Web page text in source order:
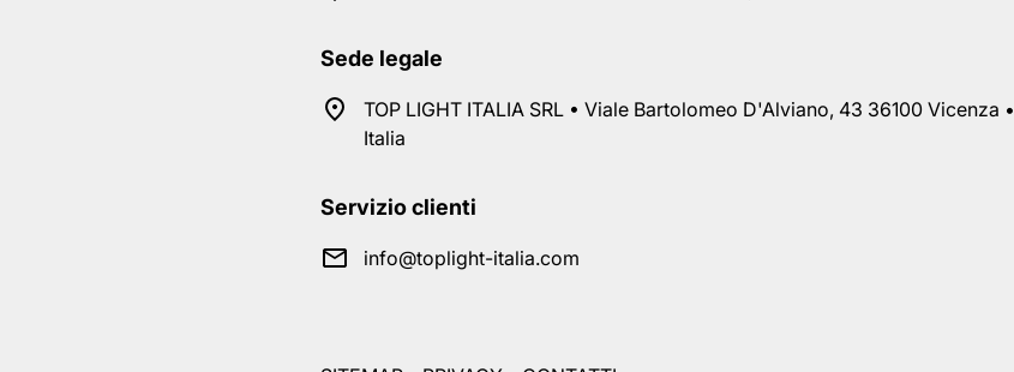
Sede legale
TOP LIGHT ITALIA SRL • Viale Bartolomeo D'Alviano, 43 36100 Vicenza •
Italia
Servizio clienti
info@toplight-italia.com